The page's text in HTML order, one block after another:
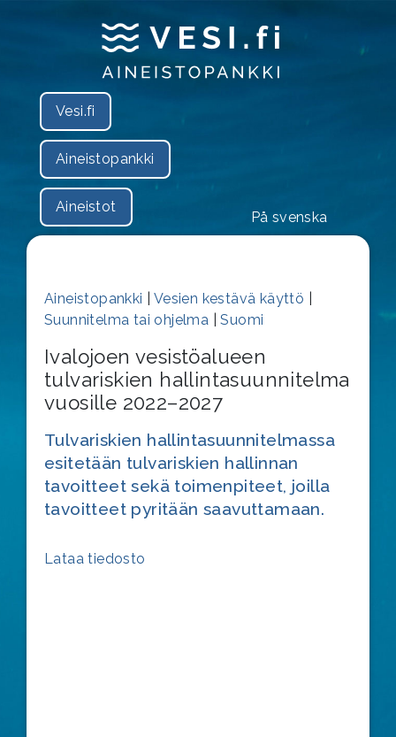
Vesi.fi
Aineistopankki
Aineistot
På svenska
Aineistopankki Vesien kestävä käyttö
Suunnitelma tai ohjelma |Suomi
Ivalojoen vesistöalueen
tulvariskien hallintasuunnitelma
vuosille 2022–2027
Tulvariskien hallintasuunnitelmassa
esitetään tulvariskien hallinnan
tavoitteet sekä toimenpiteet, joilla
tavoitteet pyritään saavuttamaan.
Lataa tiedosto